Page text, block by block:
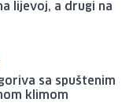
lijevoj, a drugi na
sa spuštenim
klimom